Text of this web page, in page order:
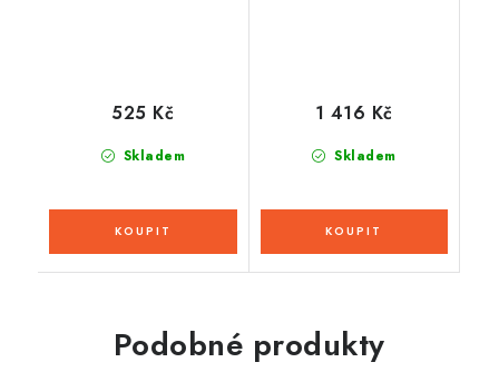
Skladem
525 Kč
Skladem
1 416 Kč
Podobné produkty